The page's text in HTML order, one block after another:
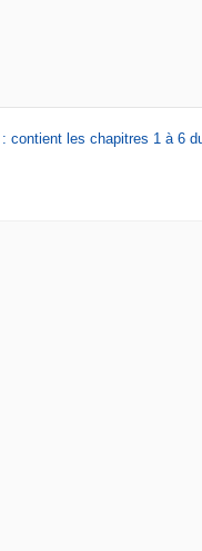
contient les chapitres 1 à 6